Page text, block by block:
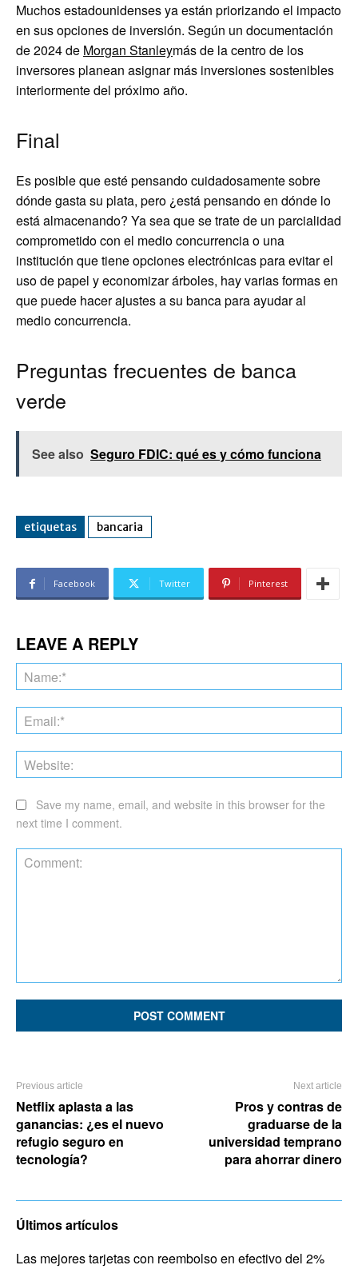
Muchos estadounidenses ya están priorizando el impacto
en sus opciones de inversión. Según un documentación
de 2024 de Morgan Stanleymás de la centro de los
inversores planean asignar más inversiones sostenibles
interiormente del próximo año.
Final
Es posible que esté pensando cuidadosamente sobre
dónde gasta su plata, pero ¿está pensando en dónde lo
está almacenando? Ya sea que se trate de un parcialidad
comprometido con el medio concurrencia o una
institución que tiene opciones electrónicas para evitar el
uso de papel y economizar árboles, hay varias formas en
que puede hacer ajustes a su banca para ayudar al
medio concurrencia.
Preguntas frecuentes de banca
verde
See also Seguro FDIC: qué es y cómo funciona
etiquetas bancaria
Facebook Twitter Pinterest
LEAVE A REPLY
Save my name, email, and website in this browser for the
next time I comment.
Previous article
Netflix aplasta a las
ganancias: ¿es el nuevo
refugio seguro en
tecnología?
Next article
Pros y contras de
graduarse de la
universidad temprano
para ahorrar dinero
Últimos artículos
Las mejores tarjetas con reembolso en efectivo del 2%